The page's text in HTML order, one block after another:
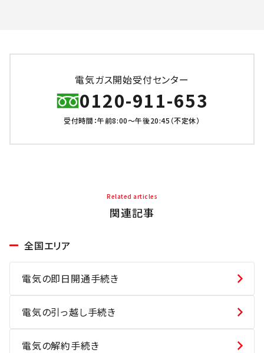
電気ガス開始受付センター
0120-911-653
受付時間：午前8:00～午後20:45（不定休）
Related articles
関連記事
全国エリア
電気の即日開通手続き
電気の引っ越し手続き
電気の解約手続き